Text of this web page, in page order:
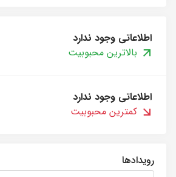
اطلاعاتی وجود ندارد
بالاترین محبوبیت
اطلاعاتی وجود ندارد
کمترین محبوبیت
رویدادها